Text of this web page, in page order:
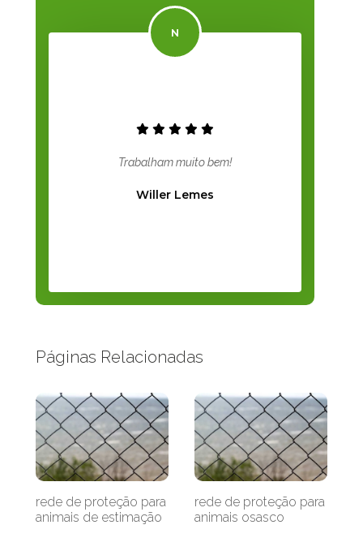
Trabalham muito bem!
Willer Lemes
Páginas Relacionadas
rede de proteção para
animais de estimação
rede de proteção para
animais osasco